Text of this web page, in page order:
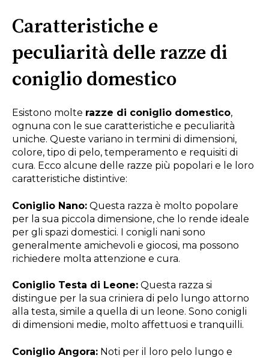
Caratteristiche e
peculiarità delle razze di
coniglio domestico
Esistono molte razze di coniglio domestico,
ognuna con le sue caratteristiche e peculiarità
uniche. Queste variano in termini di dimensioni,
colore, tipo di pelo, temperamento e requisiti di
cura. Ecco alcune delle razze più popolari e le loro
caratteristiche distintive:
Coniglio Nano: Questa razza è molto popolare
per la sua piccola dimensione, che lo rende ideale
per gli spazi domestici. I conigli nani sono
generalmente amichevoli e giocosi, ma possono
richiedere molta attenzione e cura.
Coniglio Testa di Leone: Questa razza si
distingue per la sua criniera di pelo lungo attorno
alla testa, simile a quella di un leone. Sono conigli
di dimensioni medie, molto affettuosi e tranquilli.
Coniglio Angora: Noti per il loro pelo lungo e